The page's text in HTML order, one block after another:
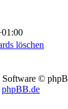
löschen
©
phpBB.de